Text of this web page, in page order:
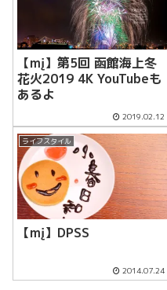
【mį】第5回 函館海上冬
花火2019 4K YouTubeも
あるよ
2019.02.12
ライフスタイル
【mį】DPSS
2014.07.24